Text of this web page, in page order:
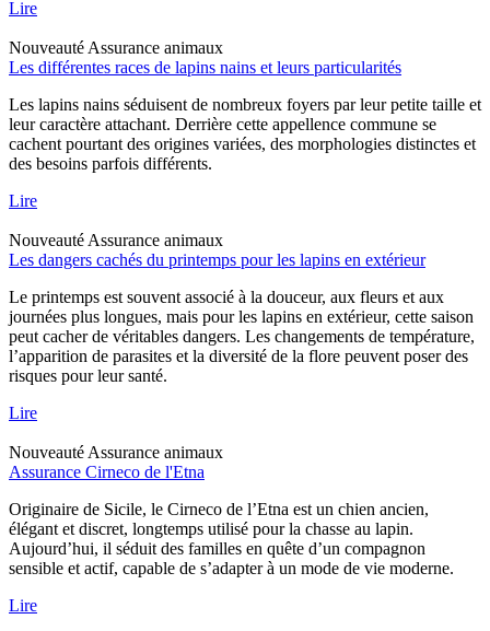
Lire
Nouveauté Assurance animaux
Les différentes races de lapins nains et leurs particularités
Les lapins nains séduisent de nombreux foyers par leur petite taille et
leur caractère attachant. Derrière cette appellence commune se
cachent pourtant des origines variées, des morphologies distinctes et
des besoins parfois différents.
Lire
Nouveauté Assurance animaux
Les dangers cachés du printemps pour les lapins en extérieur
Le printemps est souvent associé à la douceur, aux fleurs et aux
journées plus longues, mais pour les lapins en extérieur, cette saison
peut cacher de véritables dangers. Les changements de température,
l’apparition de parasites et la diversité de la flore peuvent poser des
risques pour leur santé.
Lire
Nouveauté Assurance animaux
Assurance Cirneco de l'Etna
Originaire de Sicile, le Cirneco de l’Etna est un chien ancien,
élégant et discret, longtemps utilisé pour la chasse au lapin.
Aujourd’hui, il séduit des familles en quête d’un compagnon
sensible et actif, capable de s’adapter à un mode de vie moderne.
Lire